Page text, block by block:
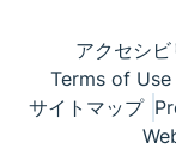
アクセシビ
Terms of Use
サイトマップ